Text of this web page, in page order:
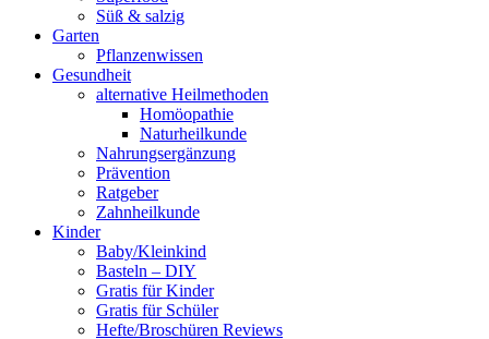
Süß & salzig
Garten
Pflanzenwissen
Gesundheit
alternative Heilmethoden
Homöopathie
Naturheilkunde
Nahrungsergänzung
Prävention
Ratgeber
Zahnheilkunde
Kinder
Baby/Kleinkind
Basteln – DIY
Gratis für Kinder
Gratis für Schüler
Hefte/Broschüren Reviews